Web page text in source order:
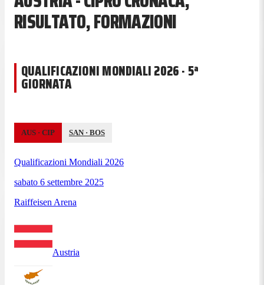
RISULTATO, FORMAZIONI
QUALIFICAZIONI MONDIALI 2026 · 5ª
GIORNATA
AUS · CIP SAN · BOS
Qualificazioni Mondiali 2026
sabato 6 settembre 2025
Raiffeisen Arena
Austria